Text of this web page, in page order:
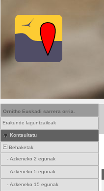
Ornitho Euskadi sarrera orria.
Erakunde laguntzaileak
Kontsultatu
Behaketak
- Azkeneko 2 egunak
- Azkeneko 5 egunak
- Azkeneko 15 egunak